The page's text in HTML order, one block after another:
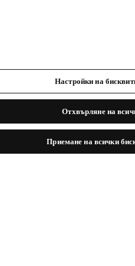
Настройки на
Отхвърляне на
Приемане на всички